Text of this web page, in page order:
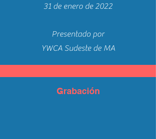
31 de enero de 2022
Presentado por
YWCA Sudeste de MA
Grabación